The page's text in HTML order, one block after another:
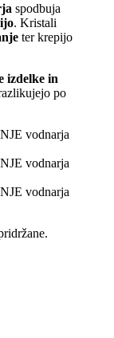
spodbuja
. Kristali
ter krepijo
izdelke in
po